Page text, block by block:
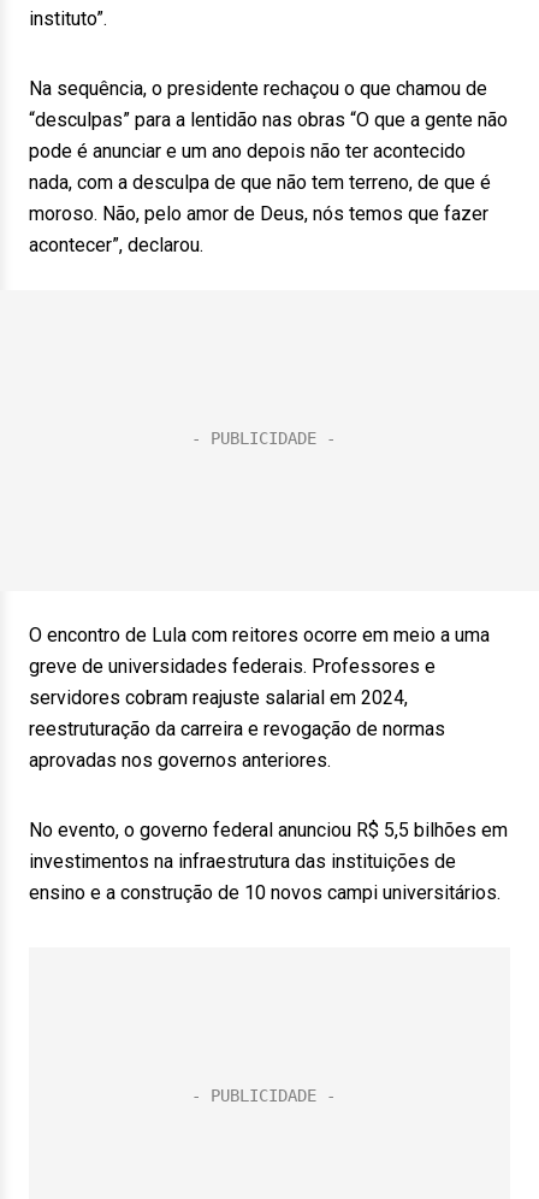
instituto”.
Na sequência, o presidente rechaçou o que chamou de
“desculpas” para a lentidão nas obras “O que a gente não
pode é anunciar e um ano depois não ter acontecido
nada, com a desculpa de que não tem terreno, de que é
moroso. Não, pelo amor de Deus, nós temos que fazer
acontecer”, declarou.
O encontro de Lula com reitores ocorre em meio a uma
greve de universidades federais. Professores e
servidores cobram reajuste salarial em 2024,
reestruturação da carreira e revogação de normas
aprovadas nos governos anteriores.
No evento, o governo federal anunciou R$ 5,5 bilhões em
investimentos na infraestrutura das instituições de
ensino e a construção de 10 novos campi universitários.